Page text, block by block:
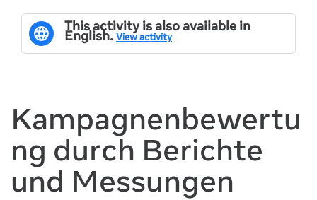
This activity is also available in
English. View activity
Kampagnenbewertu
ng durch Berichte
und Messungen